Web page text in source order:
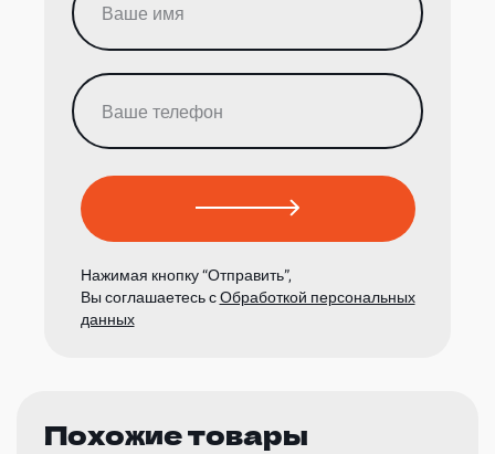
Нажимая кнопку “Отправить”,
Вы соглашаетесь сОбработкой персональных
данных
Похожие товары